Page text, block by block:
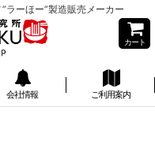
ラーほー”製造販売メーカー
カート
会社情報 ご利用案内